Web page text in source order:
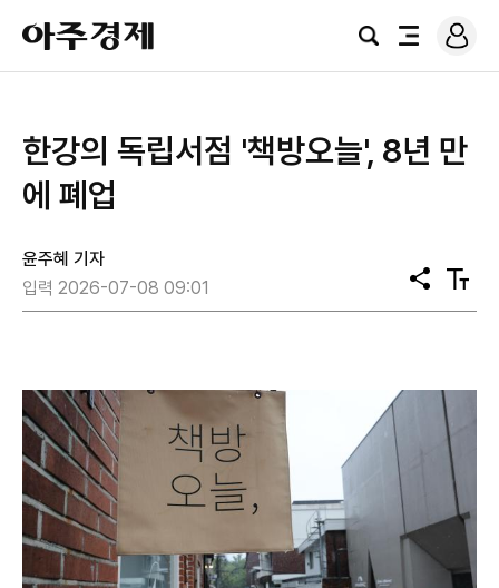
아
주
경
검
전
로
그
한강의 독립서점 '책방오늘', 8년 만
에 폐업
윤주혜 기자
입력 2026-07-08 09:01
공
유
텍
스